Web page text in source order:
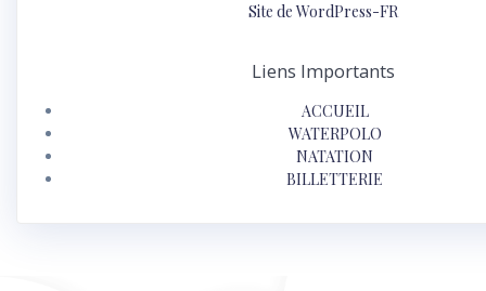
Site de WordPress-FR
Liens Importants
ACCUEIL
WATERPOLO
NATATION
BILLETTERIE